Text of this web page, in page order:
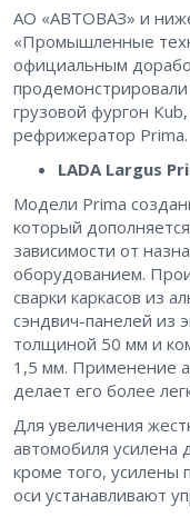
АО «АВТОВАЗ» и
«Промышленные
официальным
грузовой фургон
рефрижератор Prima.
LADA Largus
Модели Prima
который
зависимости от
оборудованием.
сварки каркасов из
сэндвич-панелей из
толщиной 50 мм и
1,5 мм. Применение
делает его более
Для увеличения
автомобиля
кроме того, усилены
оси устанавливают